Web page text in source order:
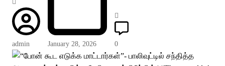
admin January 28, 2026 0